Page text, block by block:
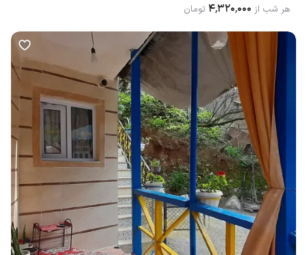
هر شب از ۴٬۳۲۰٬۰۰۰ تومان